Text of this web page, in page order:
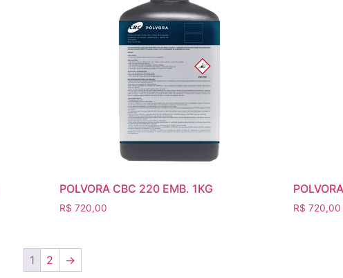
POLVORA CBC 220 EMB. 1KG
R$ 720,00 R$ 720,00
1 2 →